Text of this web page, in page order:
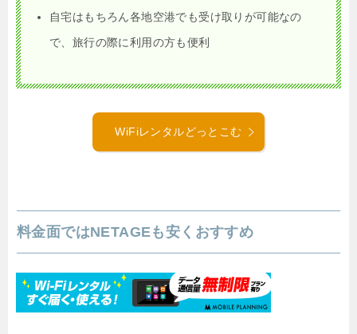
自宅はもちろん各地空港でも受け取りが可能なの
で、旅行の際に利用の方も便利
WiFiレンタルどっとこむ
料金面ではNETAGEも安くおすすめ